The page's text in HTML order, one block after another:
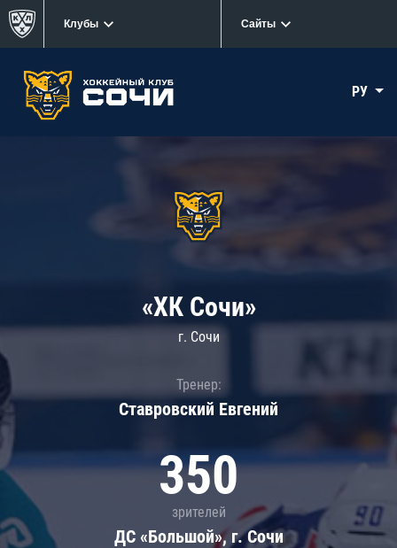
Клубы Сайты
РУ
«ХК Сочи»
г. Сочи
Тренер:
Ставровский Евгений
350
зрителей
ДС «Большой», г. Сочи